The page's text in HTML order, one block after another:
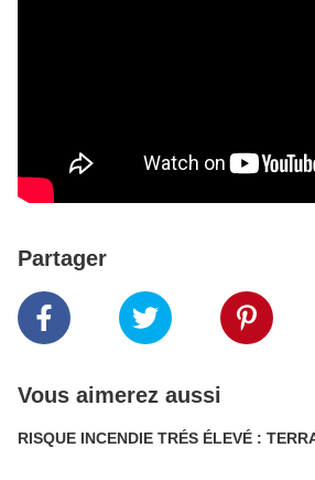
Partager
Vous aimerez aussi
RISQUE